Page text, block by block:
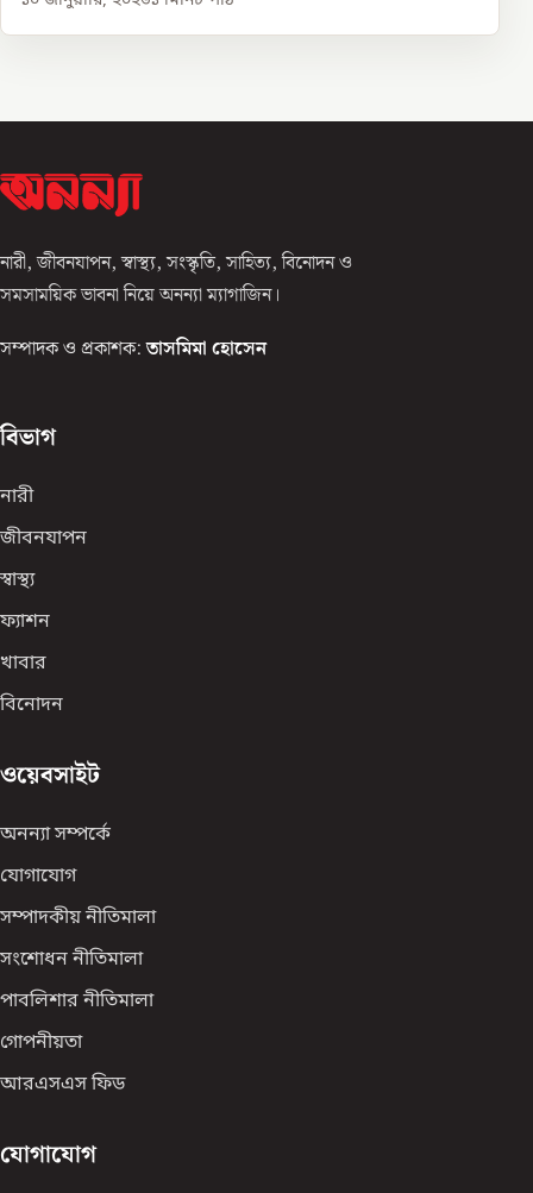
নারী, জীবনযাপন, স্বাস্থ্য, সংস্কৃতি, সাহিত্য, বিনোদন ও
সমসাময়িক ভাবনা নিয়ে অনন্যা ম্যাগাজিন।
সম্পাদক ও প্রকাশক: তাসমিমা হোসেন
বিভাগ
নারী
জীবনযাপন
স্বাস্থ্য
ফ্যাশন
খাবার
বিনোদন
ওয়েবসাইট
অনন্যা সম্পর্কে
যোগাযোগ
সম্পাদকীয় নীতিমালা
সংশোধন নীতিমালা
পাবলিশার নীতিমালা
গোপনীয়তা
আরএসএস ফিড
যোগাযোগ